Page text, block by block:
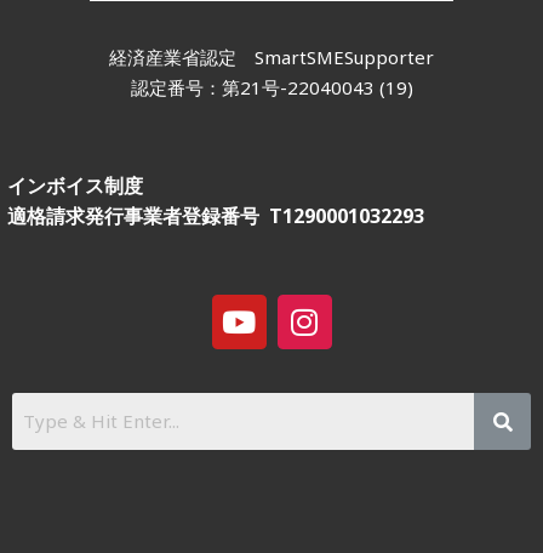
経済産業省認定 SmartSMESupporter
認定番号：第21号-22040043 (19)
インボイス制度
適格請求発行事業者登録番号 T1290001032293
Y
o
t
b
I
n
t
g